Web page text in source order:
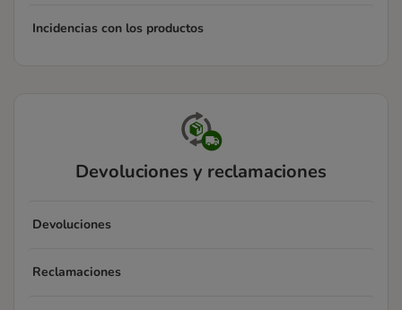
Incidencias con los productos
Devoluciones y reclamaciones
Devoluciones
Reclamaciones